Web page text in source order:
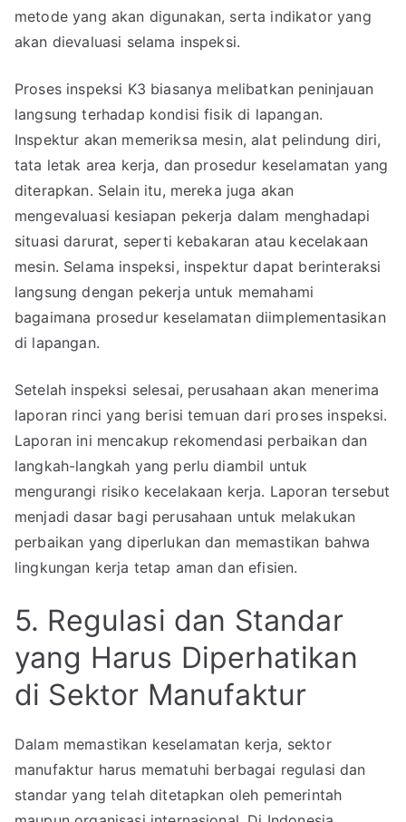
metode yang akan digunakan, serta indikator yang
akan dievaluasi selama inspeksi.
Proses inspeksi K3 biasanya melibatkan peninjauan
langsung terhadap kondisi fisik di lapangan.
Inspektur akan memeriksa mesin, alat pelindung diri,
tata letak area kerja, dan prosedur keselamatan yang
diterapkan. Selain itu, mereka juga akan
mengevaluasi kesiapan pekerja dalam menghadapi
situasi darurat, seperti kebakaran atau kecelakaan
mesin. Selama inspeksi, inspektur dapat berinteraksi
langsung dengan pekerja untuk memahami
bagaimana prosedur keselamatan diimplementasikan
di lapangan.
Setelah inspeksi selesai, perusahaan akan menerima
laporan rinci yang berisi temuan dari proses inspeksi.
Laporan ini mencakup rekomendasi perbaikan dan
langkah-langkah yang perlu diambil untuk
mengurangi risiko kecelakaan kerja. Laporan tersebut
menjadi dasar bagi perusahaan untuk melakukan
perbaikan yang diperlukan dan memastikan bahwa
lingkungan kerja tetap aman dan efisien.
5. Regulasi dan Standar
yang Harus Diperhatikan
di Sektor Manufaktur
Dalam memastikan keselamatan kerja, sektor
manufaktur harus mematuhi berbagai regulasi dan
standar yang telah ditetapkan oleh pemerintah